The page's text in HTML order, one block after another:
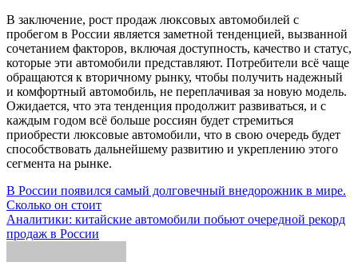
В заключение, рост продаж люксовых автомобилей с
пробегом в России является заметной тенденцией, вызванной
сочетанием факторов, включая доступность, качество и статус,
которые эти автомобили представляют. Потребители всё чаще
обращаются к вторичному рынку, чтобы получить надежный
и комфортный автомобиль, не переплачивая за новую модель.
Ожидается, что эта тенденция продолжит развиваться, и с
каждым годом всё больше россиян будет стремиться
приобрести люксовые автомобили, что в свою очередь будет
способствовать дальнейшему развитию и укреплению этого
сегмента на рынке.
Навигация
по
записям
В России появился самый долговечный внедорожник в мире.
Сколько он стоит
Аналитики: китайские автомобили побьют очередной рекорд
продаж в России